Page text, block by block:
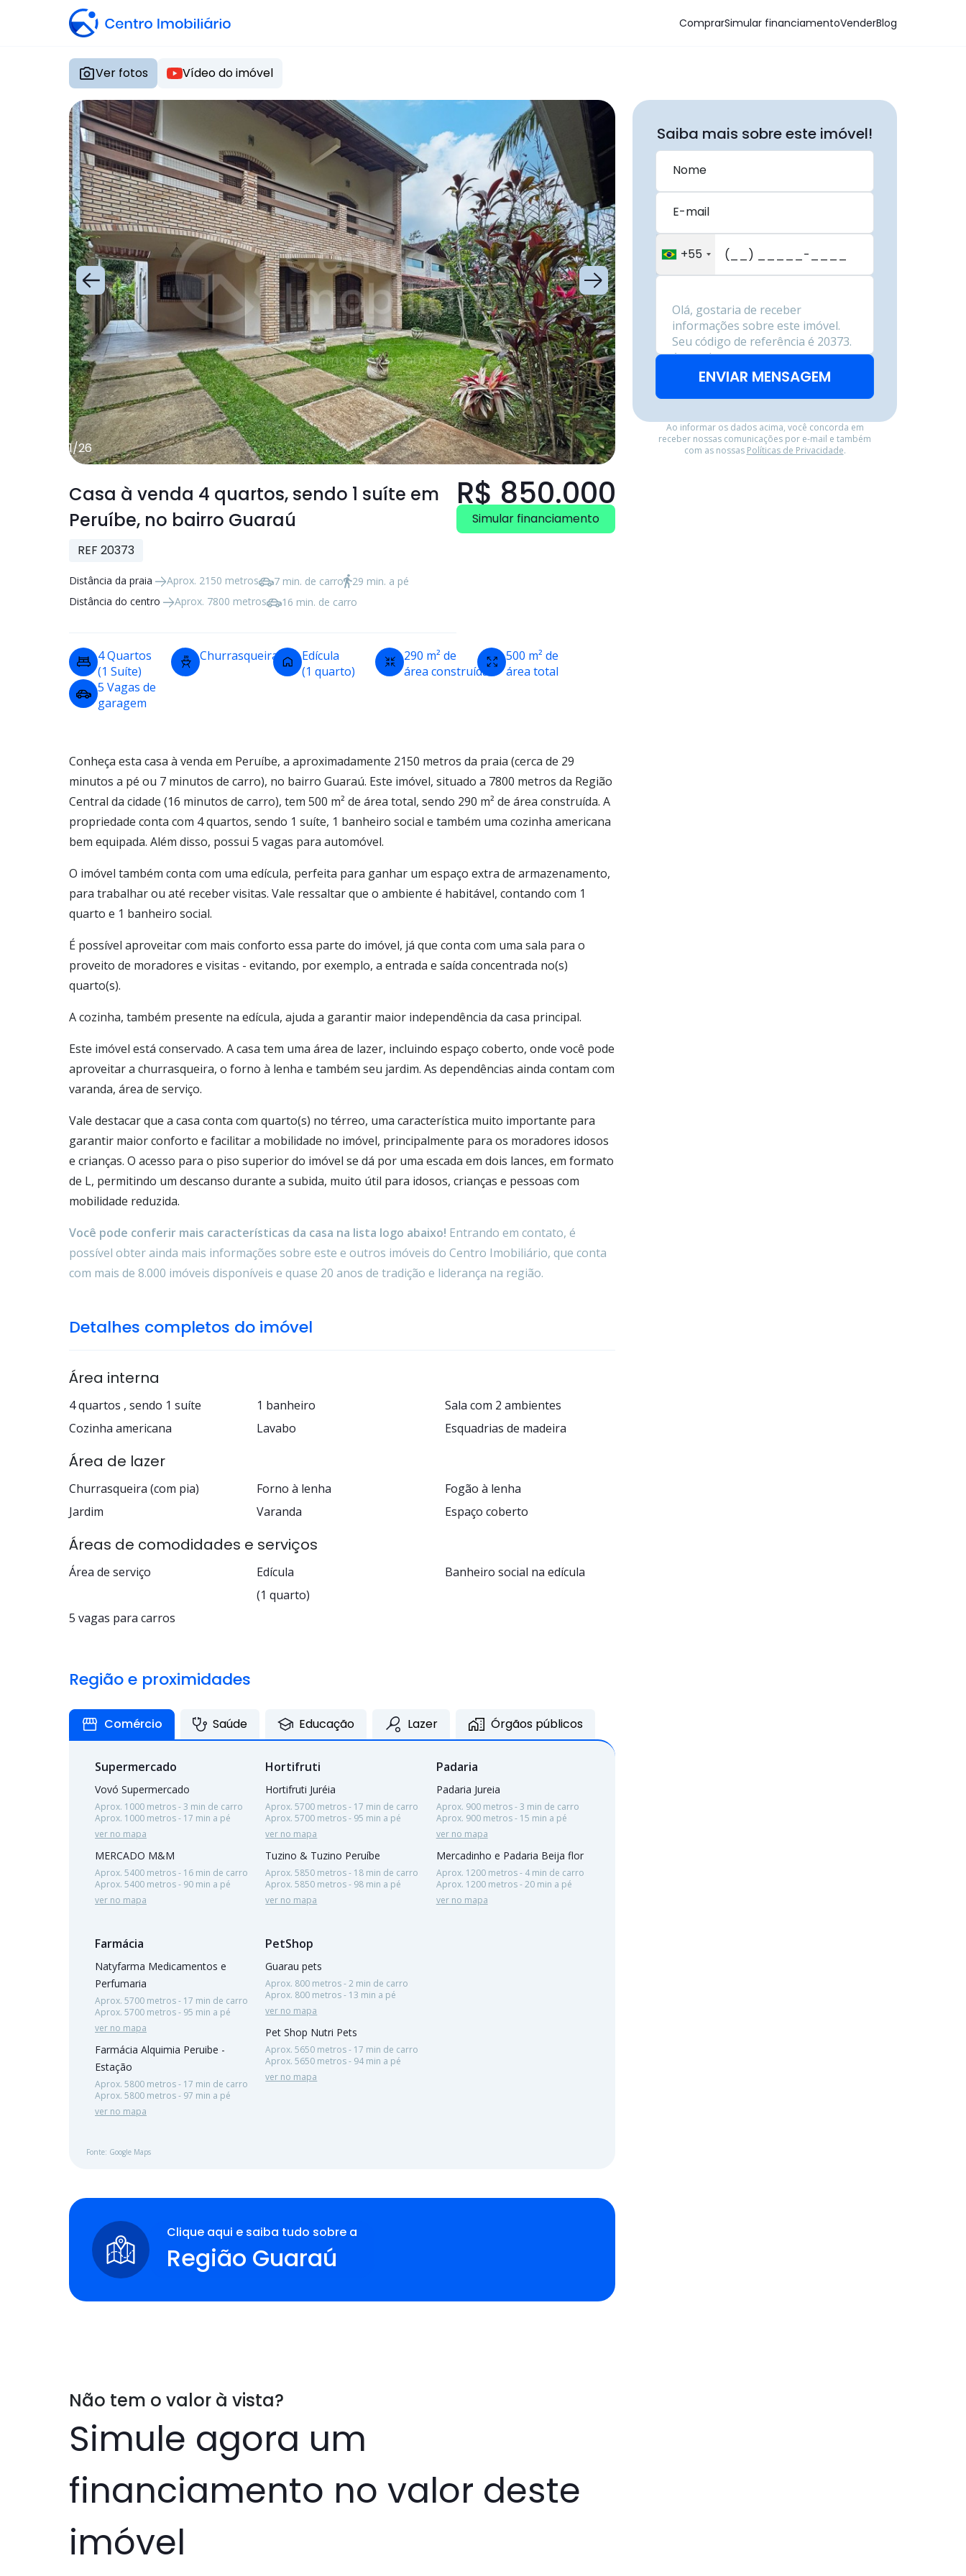
ComprarSimular financiamentoVenderBlog
Ver fotos Vídeo do imóvel
1/26
Casa à venda 4 quartos, sendo 1 suíte em
Peruíbe, no bairro Guaraú
REF 20373
Distância da praia Aprox. 2150 metros 7 min. de carro
29 min. a pé
Distância do centro
Aprox. 7800 metros 16 min. de carro
R$ 850.000
Simular financiamento
4 Quartos
(1 Suíte)
Churrasqueira
Edícula
(1 quarto)
290 m² de
área construída
500 m² de
área total
5 Vagas de
garagem
Conheça esta casa à venda em Peruíbe, a aproximadamente 2150 metros da praia (cerca de 29
minutos a pé ou 7 minutos de carro), no bairro Guaraú. Este imóvel, situado a 7800 metros da Região
Central da cidade (16 minutos de carro), tem 500 m² de área total, sendo 290 m² de área construída. A
propriedade conta com 4 quartos, sendo 1 suíte, 1 banheiro social e também uma cozinha americana
bem equipada. Além disso, possui 5 vagas para automóvel.
O imóvel também conta com uma edícula, perfeita para ganhar um espaço extra de armazenamento,
para trabalhar ou até receber visitas. Vale ressaltar que o ambiente é habitável, contando com 1
quarto e 1 banheiro social.
É possível aproveitar com mais conforto essa parte do imóvel, já que conta com uma sala para o
proveito de moradores e visitas - evitando, por exemplo, a entrada e saída concentrada no(s)
quarto(s).
A cozinha, também presente na edícula, ajuda a garantir maior independência da casa principal.
Este imóvel está conservado. A casa tem uma área de lazer, incluindo espaço coberto, onde você pode
aproveitar a churrasqueira, o forno à lenha e também seu jardim. As dependências ainda contam com
varanda, área de serviço.
Vale destacar que a casa conta com quarto(s) no térreo, uma característica muito importante para
garantir maior conforto e facilitar a mobilidade no imóvel, principalmente para os moradores idosos
e crianças. O acesso para o piso superior do imóvel se dá por uma escada em dois lances, em formato
de L, permitindo um descanso durante a subida, muito útil para idosos, crianças e pessoas com
mobilidade reduzida.
Você pode conferir mais características da casa na lista logo abaixo! Entrando em contato, é
possível obter ainda mais informações sobre este e outros imóveis do Centro Imobiliário, que conta
com mais de 8.000 imóveis disponíveis e quase 20 anos de tradição e liderança na região.
Detalhes completos do imóvel
Área interna
4 quartos , sendo 1 suíte 1 banheiro
Sala com 2 ambientes
Cozinha americana
Lavabo Esquadrias de madeira
Área de lazer
Churrasqueira (com pia) Forno à lenha
Fogão à lenha
Jardim
Varanda Espaço coberto
Áreas de comodidades e serviços
Área de serviço
Edícula
(1 quarto)
Banheiro social na edícula
5 vagas para carros
Região e proximidades
Comércio Saúde Educação Lazer Órgãos públicos
Supermercado
Vovó Supermercado
Aprox. 1000 metros - 3 min de carro
Aprox. 1000 metros - 17 min a pé
ver no mapa
MERCADO M&M
Aprox. 5400 metros - 16 min de carro
Aprox. 5400 metros - 90 min a pé
ver no mapa
Hortifruti
Hortifruti Juréia
Aprox. 5700 metros - 17 min de carro
Aprox. 5700 metros - 95 min a pé
ver no mapa
Tuzino & Tuzino Peruíbe
Aprox. 5850 metros - 18 min de carro
Aprox. 5850 metros - 98 min a pé
ver no mapa
Padaria
Padaria Jureia
Aprox. 900 metros - 3 min de carro
Aprox. 900 metros - 15 min a pé
ver no mapa
Mercadinho e Padaria Beija flor
Aprox. 1200 metros - 4 min de carro
Aprox. 1200 metros - 20 min a pé
ver no mapa
Farmácia
Natyfarma Medicamentos e
Perfumaria
Aprox. 5700 metros - 17 min de carro
Aprox. 5700 metros - 95 min a pé
ver no mapa
Farmácia Alquimia Peruibe -
Estação
Aprox. 5800 metros - 17 min de carro
Aprox. 5800 metros - 97 min a pé
ver no mapa
PetShop
Guarau pets
Aprox. 800 metros - 2 min de carro
Aprox. 800 metros - 13 min a pé
ver no mapa
Pet Shop Nutri Pets
Aprox. 5650 metros - 17 min de carro
Aprox. 5650 metros - 94 min a pé
ver no mapa
Fonte: Google Maps
Clique aqui e saiba tudo sobre a
Região Guaraú
Não tem o valor à vista?
Simule agora um
financiamento no valor deste
imóvel
Saiba mais sobre este imóvel!
Nome
E-mail
+55
ENVIAR MENSAGEM
Ao informar os dados acima, você concorda em
receber nossas comunicações por e-mail e também
com as nossas Políticas de Privacidade.